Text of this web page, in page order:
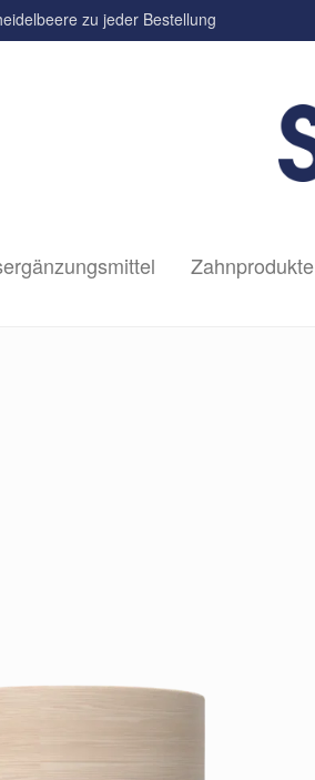
zu jeder Bestellung
Zahnprodukte